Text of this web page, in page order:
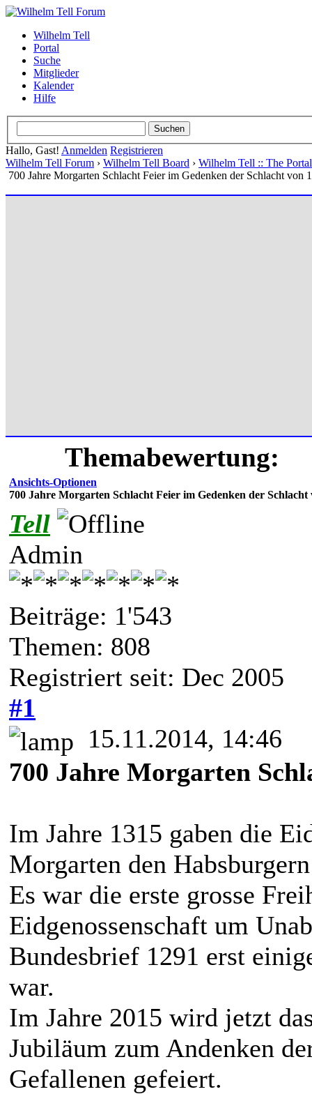
Wilhelm Tell
Portal
Suche
Mitglieder
Kalender
Hilfe
Hallo, Gast! Anmelden Registrieren
Wilhelm Tell Forum › Wilhelm Tell Board › Wilhelm Tell :: The
700 Jahre Morgarten Schlacht Feier im Gedenken der Schlacht von
Themabewertung:
Ansichts-Optionen
700 Jahre Morgarten Schlacht Feier im Gedenken der Schlacht
Tell
Admin
Beiträge: 1'543
Themen: 808
Registriert seit: Dec 2005
#1
15.11.2014, 14:46
700 Jahre Morgarten
Im Jahre 1315 gaben die
Morgarten den
Es war die erste grosse
Eidgenossenschaft um
Bundesbrief 1291 erst
war.
Im Jahre 2015 wird jetzt
Jubiläum zum Andenken
Gefallenen gefeiert.